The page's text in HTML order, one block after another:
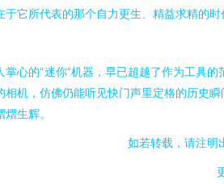
它所代表的那个自力更生、精益求精的
心的“迷你”机器，早已超越了作为工具
机，仿佛仍能听见快门声里定格的历史
生辉。
如若转载，请注